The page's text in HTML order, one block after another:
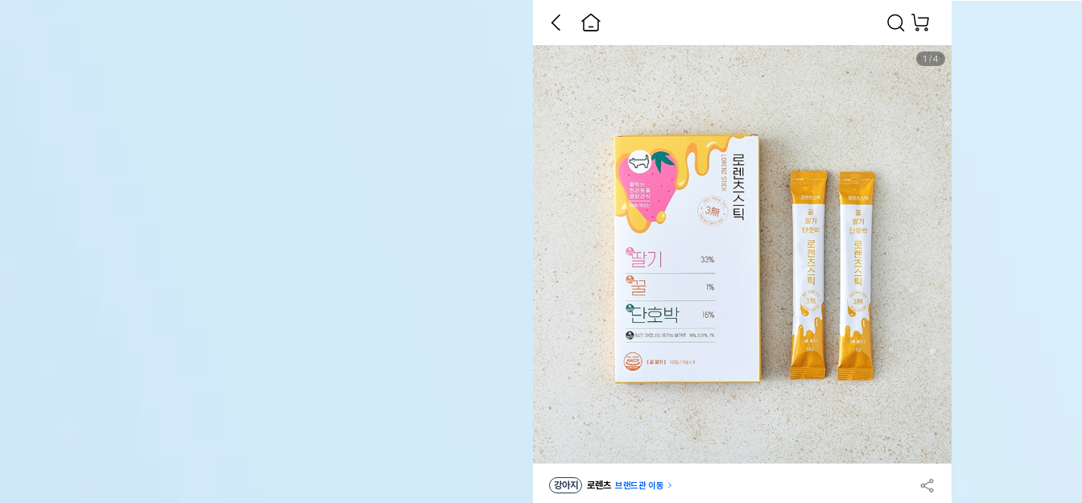
1 /4
강아지 로렌츠 브랜드관 이동